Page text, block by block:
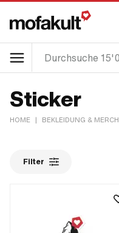
Sticker
HOME | BEKLEIDUNG & MERCH
Filter